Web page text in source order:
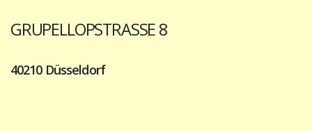
GRUPELLOPSTRASSE 8
40210 Düsseldorf